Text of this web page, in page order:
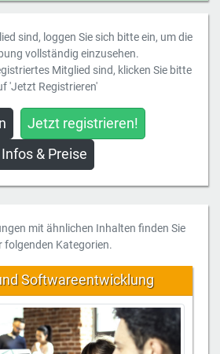
sind, loggen Sie sich bitte ein, um die
vollständig einzusehen.
Mitglied sind, klicken Sie bitte
'Jetzt Registrieren'
Jetzt registrieren!
Infos & Preise
mit ähnlichen Inhalten finden Sie
folgenden Kategorien.
Softwareentwicklung